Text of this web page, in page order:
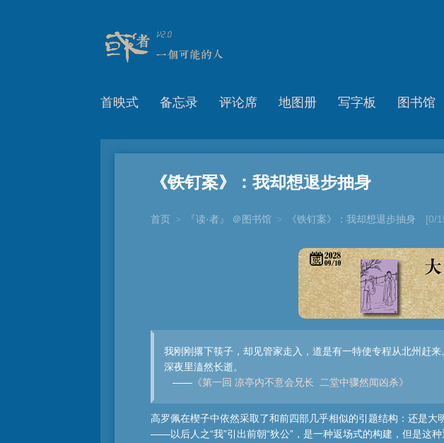
首映式 备忘录 评论席 地图册 写字板 图书馆
《铁钉案》：我却想退步抽身
首页 > 『读·者』 ＠图书馆 > 《铁钉案》：我却想退步抽身 [0/
我刚刚撂下筷子，却见管家走入，道是有一特使专程从北州赶
深夜里溘然长逝。
—— 《第一回 凉亭内不意会兄长 二堂中骤然闻凶杀》
高罗佩在楔子中依然采取了和前四部几乎相似的引题结构：还是
——以后人之“我”引出前朝“狄公”，是一种返场式的构建，但是这